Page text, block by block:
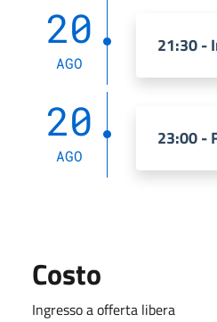
20
AGO
21:30 -
20
AGO
23:00 -
Costo
Ingresso a offerta libera